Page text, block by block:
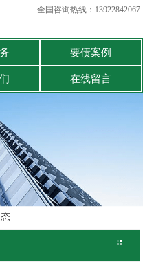
全国咨询热线：13922842067
要债案例
在线留言